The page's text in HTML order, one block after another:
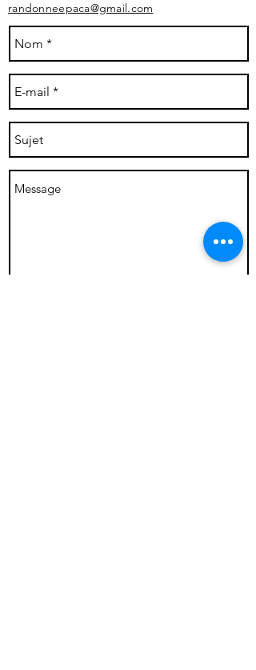
randonneepaca@gmail.com